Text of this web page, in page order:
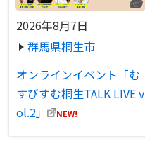
2026年8月7日
群馬県桐生市
オンラインイベント「む
すびすむ桐生TALK LIVE v
ol.2」
NEW!